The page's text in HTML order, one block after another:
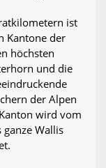
ist
Kantone der
höchsten
und die
der Alpen
wird vom
Wallis